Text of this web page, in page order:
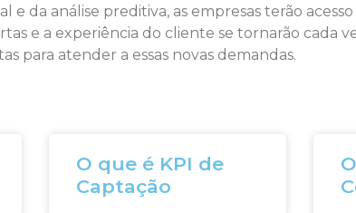
da análise preditiva, as empresas terão
e a experiência do cliente se tornarão cada
para atender a essas novas demandas.
O que é KPI de
Captação